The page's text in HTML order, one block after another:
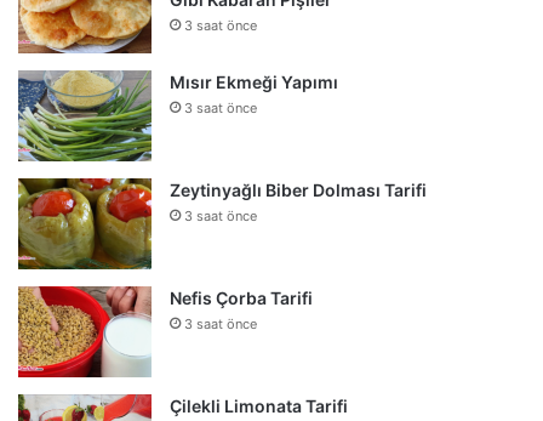
3 saat önce
Mısır Ekmeği Yapımı
3 saat önce
Zeytinyağlı Biber Dolması Tarifi
3 saat önce
Nefis Çorba Tarifi
3 saat önce
Çilekli Limonata Tarifi